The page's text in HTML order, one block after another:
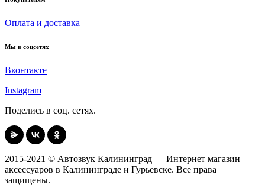
Оплата и доставка
Мы в соцсетях
Вконтакте
Instagram
Поделись в соц. сетях.
2015-2021 © Автозвук Калининград — Интернет магазин
аксессуаров в Калининграде и Гурьевске. Все права
защищены.